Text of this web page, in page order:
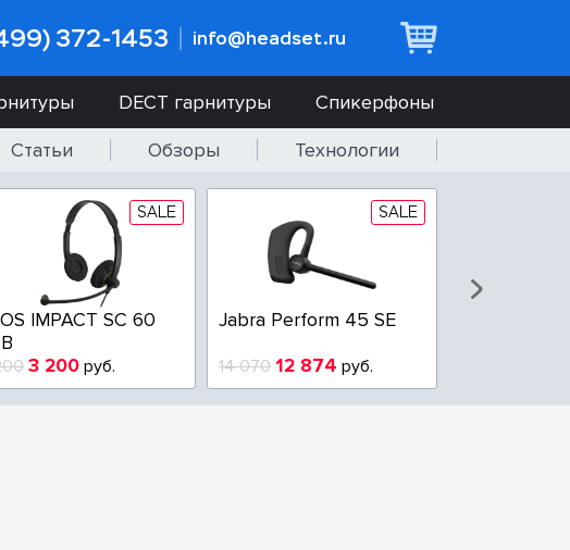
372-1453 info@headset.ru
DECT гарнитуры
Спикерфоны
Статьи Обзоры Технологии
SALE
IMPACT SC 60
3 200 руб.
SALE
Jabra Perform 45 SE
14 070 12 874 руб.